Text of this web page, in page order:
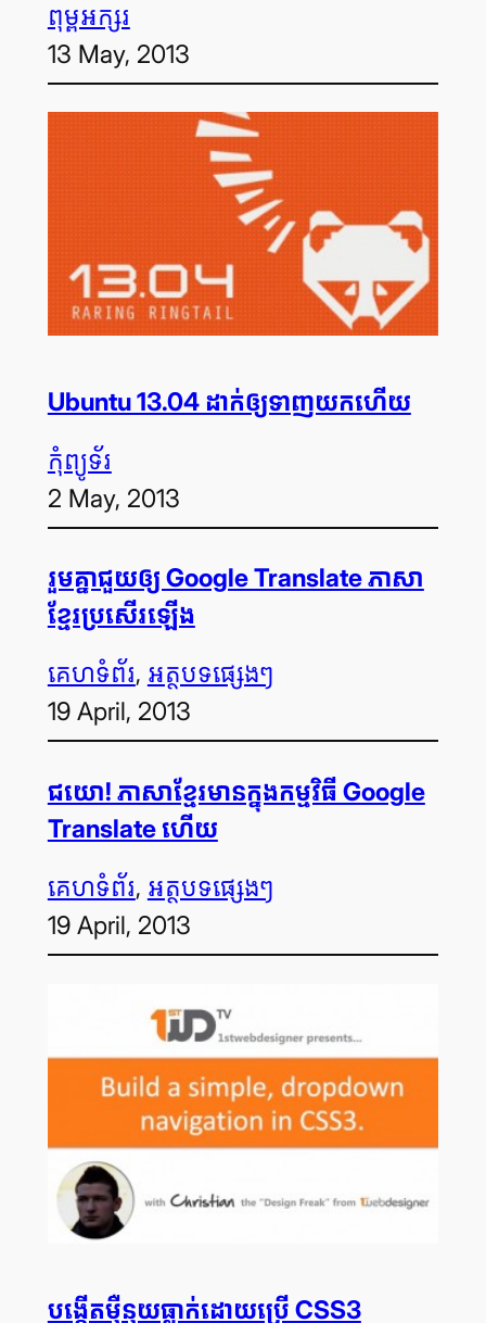
ពុម្ព​អក្សរ
13 May, 2013
Ubuntu 13.04 ដាក់​ឲ្យ​ទាញ​យក​ហើយ
កុំព្យូទ័រ
2 May, 2013
រួម​គ្នា​ជួយ​ឲ្យ Google Translate ភាសា​
ខ្មែរ​ប្រសើរ​ឡើង
គេហទំព័រ, អត្ថបទ​ផ្សេងៗ
19 April, 2013
ជយោ! ភាសា​ខ្មែរ​មាន​ក្នុង​កម្មវិធី Google
Translate ហើយ
គេហទំព័រ, អត្ថបទ​ផ្សេងៗ
19 April, 2013
បង្កើត​ម៉ឺនុយ​ធ្លាក់​ដោយ​ប្រើ CSS3